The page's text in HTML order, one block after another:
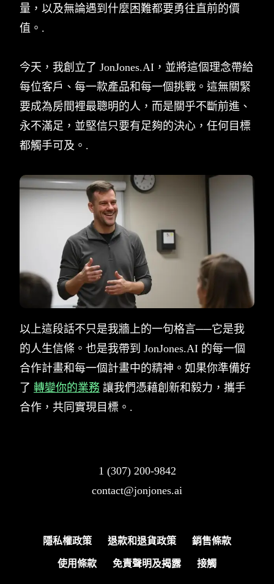
量，以及無論遇到什麼困難都要勇往直前的價
值。.
今天，我創立了 JonJones.AI，並將這個理念帶給
每位客戶、每一款產品和每一個挑戰。這無關緊
要成為房間裡最聰明的人，而是關乎不斷前進、
永不滿足，並堅信只要有足夠的決心，任何目標
都觸手可及。.
以上這段話不只是我牆上的一句格言──它是我
的人生信條。也是我帶到 JonJones.AI 的每一個
合作計畫和每一個計畫中的精神。如果你準備好
了 轉變你的業務 讓我們憑藉創新和毅力，攜手
合作，共同實現目標。.
1 (307) 200-9842
contact@jonjones.ai
隱私權政策 退款和退貨政策 銷售條款
使用條款 免責聲明及揭露 接觸